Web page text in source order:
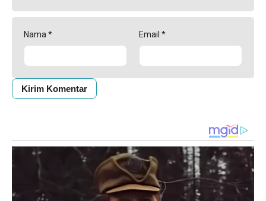
Nama * Email *